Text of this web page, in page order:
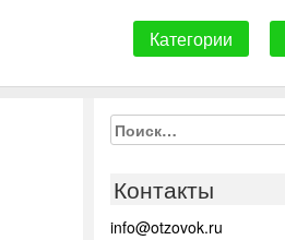
Категории
Найти:
Контакты
info@otzovok.ru